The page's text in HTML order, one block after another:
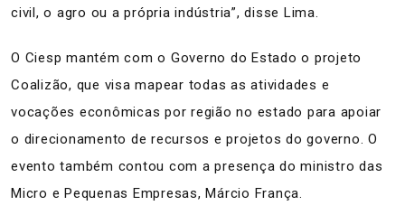
civil, o agro ou a própria indústria”, disse Lima.
O Ciesp mantém com o Governo do Estado o projeto
Coalizão, que visa mapear todas as atividades e
vocações econômicas por região no estado para apoiar
o direcionamento de recursos e projetos do governo. O
evento também contou com a presença do ministro das
Micro e Pequenas Empresas, Márcio França.